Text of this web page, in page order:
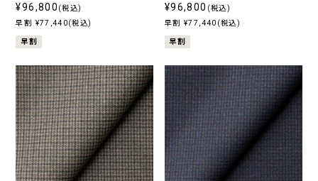
¥96,800 (税込)
早割 ¥77,440(税込)
早割
¥96,800 (税込)
早割 ¥77,440(税込)
早割